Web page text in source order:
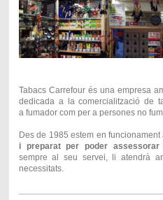
Tabacs Carrefour és una empresa
dedicada a la comercialització de
a fumador com per a persones no
Des de 1985 estem en funcionament
i preparat per poder
sempre al seu servei, li atendrà
necessitats.